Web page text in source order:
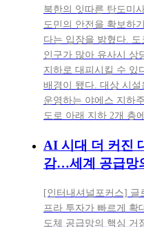
북한의 잇따른 탄도미
도민의 안전을 확보하
다는 입장을 밝혔다.
인구가 많아 유사시 상
지하로 대피시킬 수 있
배경이 됐다. 대상 시설
운영하는 야에스 지하
도로 아래 지하 2개 층
AI 시대 더 커진
감…세계 공급망
[인터내셔널포커스] 글
프라 투자가 빠르게 확
도체 공급망의 핵심 거